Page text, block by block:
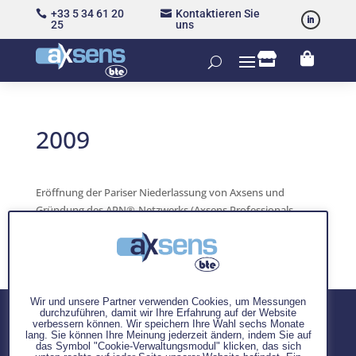
 +33 5 34 61 20
25
 Kontaktieren Sie
uns
 
2009
Eröffnung der Pariser Niederlassung von Axsens und
Gründung des APN®-Netzwerks (Axsens Professionals
Wir und unsere Partner verwenden Cookies, um Messungen
durchzuführen, damit wir Ihre Erfahrung auf der Website
verbessern können. Wir speichern Ihre Wahl sechs Monate
lang. Sie können Ihre Meinung jederzeit ändern, indem Sie auf
das Symbol "Cookie-Verwaltungsmodul" klicken, das sich